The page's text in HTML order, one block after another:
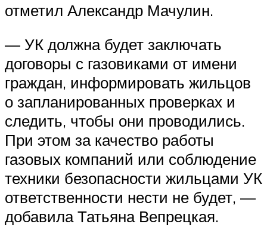
отметил Александр Мачулин.
— УК должна будет заключать
договоры с газовиками от имени
граждан, информировать жильцов
о запланированных проверках и
следить, чтобы они проводились.
При этом за качество работы
газовых компаний или соблюдение
техники безопасности жильцами УК
ответственности нести не будет, —
добавила Татьяна Вепрецкая.